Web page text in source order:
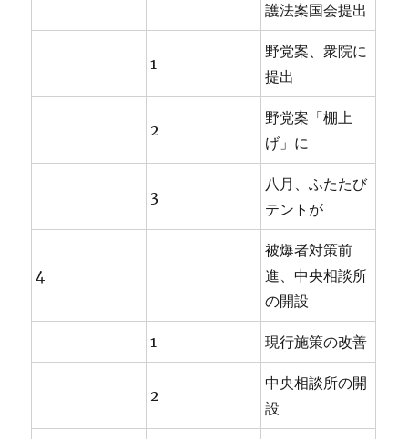
護法案国会提出
1
野党案、衆院に
提出
2
野党案「棚上
げ」に
3
八月、ふたたび
テントが
4
被爆者対策前
進、中央相談所
の開設
1 現行施策の改善
2
中央相談所の開
設